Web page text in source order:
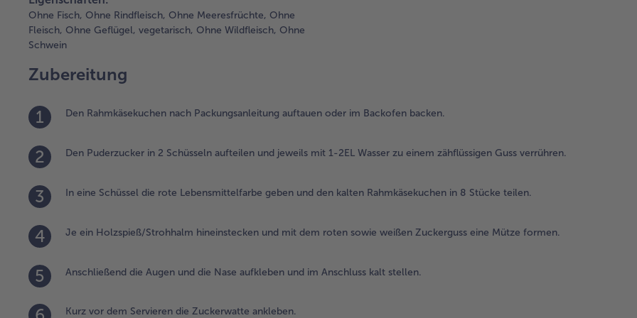
Ohne Fisch, Ohne Rindfleisch, Ohne Meeresfrüchte, Ohne
Fleisch, Ohne Geflügel, vegetarisch, Ohne Wildfleisch, Ohne
Schwein
Zubereitung
1 Den Rahmkäsekuchen nach Packungsanleitung auftauen oder im Backofen backen.
2 Den Puderzucker in 2 Schüsseln aufteilen und jeweils mit 1-2EL Wasser zu einem zähflüssigen Guss verrühren.
3 In eine Schüssel die rote Lebensmittelfarbe geben und den kalten Rahmkäsekuchen in 8 Stücke teilen.
4 Je ein Holzspieß/Strohhalm hineinstecken und mit dem roten sowie weißen Zuckerguss eine Mütze formen.
5 Anschließend die Augen und die Nase aufkleben und im Anschluss kalt stellen.
Kurz vor dem Servieren die Zuckerwatte ankleben.